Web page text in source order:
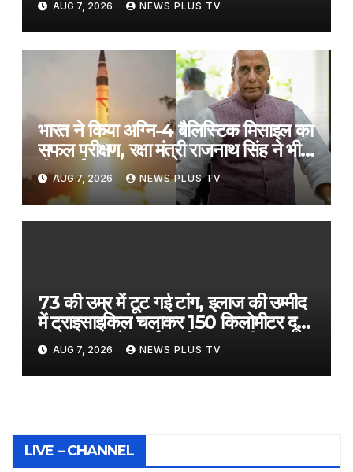
AUG 7, 2026 NEWS PLUS TV
भारत ने किया अग्नि-4 बैलिस्टिक मिसाइल का
सफल परीक्षण, रक्षा मंत्री राजनाथ सिंह ने भी
दी बधाई​on August 6, 2026 at 5:22
pm
AUG 7, 2026 NEWS PLUS TV
73 की उम्र में टूट गई टांग, इलाज की उम्मीद
में ट्राइसाइकिल चलाकर 150 किलोमीटर दूर
अस्पताल पहुंचे बुजुर्ग, 3 दिन तक की यात्रा​
on August 6, 2026 at 6:09 pm
AUG 7, 2026 NEWS PLUS TV
LIVE – CHANNEL